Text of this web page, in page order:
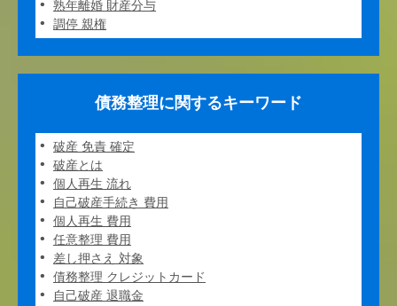
熟年離婚 財産分与
調停 親権
債務整理に関するキーワード
破産 免責 確定
破産とは
個人再生 流れ
自己破産手続き 費用
個人再生 費用
任意整理 費用
差し押さえ 対象
債務整理 クレジットカード
自己破産 退職金